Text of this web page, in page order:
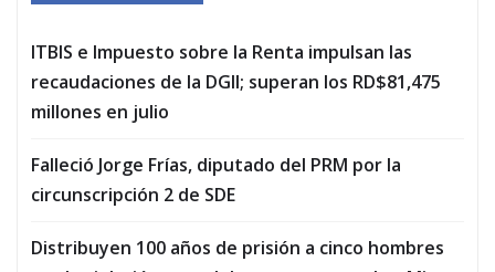
ITBIS e Impuesto sobre la Renta impulsan las
recaudaciones de la DGII; superan los RD$81,475
millones en julio
Falleció Jorge Frías, diputado del PRM por la
circunscripción 2 de SDE
Distribuyen 100 años de prisión a cinco hombres